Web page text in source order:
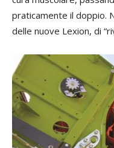
praticamente il doppio.
delle nuove Lexion, di